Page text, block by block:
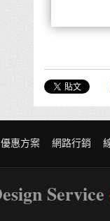
優惠方案 網路行銷
Service